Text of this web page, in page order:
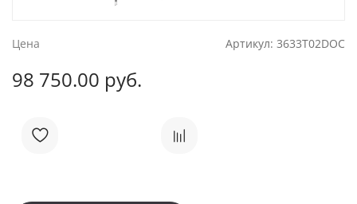
Цена Артикул: 3633T02DOC
98 750.00 руб.